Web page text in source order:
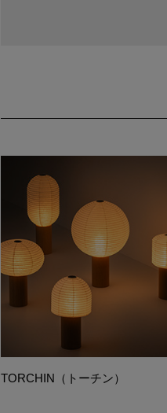
TORCHIN（トーチン）